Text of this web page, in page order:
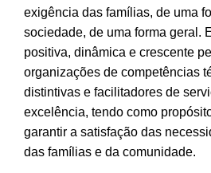
exigência das famílias, de uma
sociedade, de uma forma geral.
positiva, dinâmica e crescente
organizações de competências
distintivas e facilitadores de
excelência, tendo como
garantir a satisfação das
das famílias e da comunidade.